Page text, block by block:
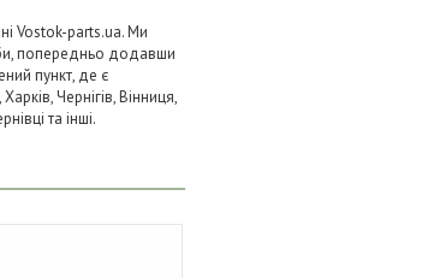
Vostok-parts.ua. Ми
попередньо додавши
пункт, де є
Чернігів, Вінниця,
та інші.